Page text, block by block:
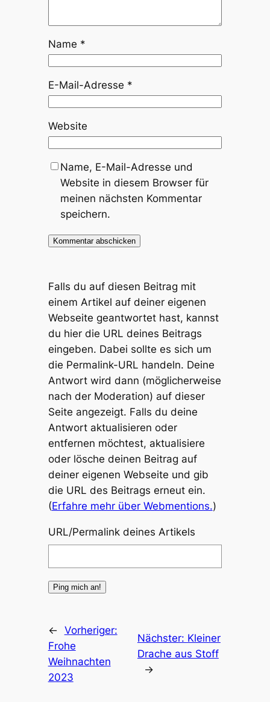
Name *
E-Mail-Adresse *
Website
Name, E-Mail-Adresse und
Website in diesem Browser für
meinen nächsten Kommentar
speichern.
Falls du auf diesen Beitrag mit
einem Artikel auf deiner eigenen
Webseite geantwortet hast, kannst
du hier die URL deines Beitrags
eingeben. Dabei sollte es sich um
die Permalink-URL handeln. Deine
Antwort wird dann (möglicherweise
nach der Moderation) auf dieser
Seite angezeigt. Falls du deine
Antwort aktualisieren oder
entfernen möchtest, aktualisiere
oder lösche deinen Beitrag auf
deiner eigenen Webseite und gib
die URL des Beitrags erneut ein.
(Erfahre mehr über Webmentions.)
URL/Permalink deines Artikels
← Vorheriger:
Frohe
Weihnachten
2023
Nächster: Kleiner
Drache aus Stoff
→